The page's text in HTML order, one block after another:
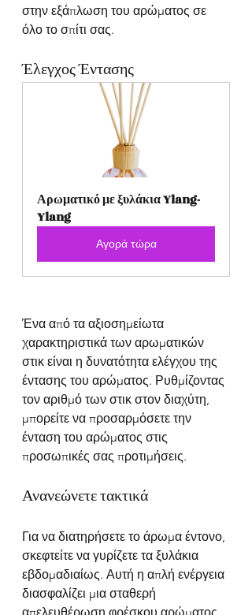
στην εξάπλωση του αρώματος σε
όλο το σπίτι σας.
Έλεγχος Έντασης
Αρωματικό με ξυλάκια Ylang-
Ylang
Αγορά τώρα
Ένα από τα αξιοσημείωτα
χαρακτηριστικά των αρωματικών
στικ είναι η δυνατότητα ελέγχου της
έντασης του αρώματος. Ρυθμίζοντας
τον αριθμό των στικ στον διαχύτη,
μπορείτε να προσαρμόσετε την
ένταση του αρώματος στις
προσωπικές σας προτιμήσεις.
Ανανεώνετε τακτικά
Για να διατηρήσετε το άρωμα έντονο,
σκεφτείτε να γυρίζετε τα ξυλάκια
εβδομαδιαίως. Αυτή η απλή ενέργεια
διασφαλίζει μια σταθερή